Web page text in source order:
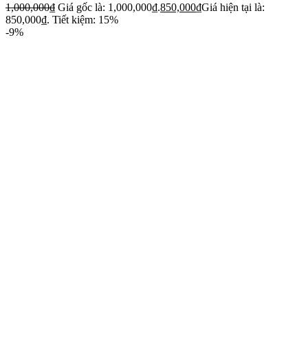
1,000,000₫ Giá gốc là: 1,000,000₫.850,000₫Giá hiện tại là:
850,000₫. Tiết kiệm: 15%
-9%